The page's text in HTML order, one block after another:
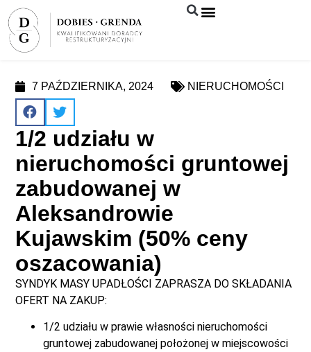
7 PAŹDZIERNIKA, 2024 NIERUCHOMOŚCI
1/2 udziału w
nieruchomości gruntowej
zabudowanej w
Aleksandrowie
Kujawskim (50% ceny
oszacowania)
SYNDYK MASY UPADŁOŚCI ZAPRASZA DO SKŁADANIA
OFERT NA ZAKUP:
1/2 udziału w prawie własności nieruchomości
gruntowej zabudowanej położonej w miejscowości